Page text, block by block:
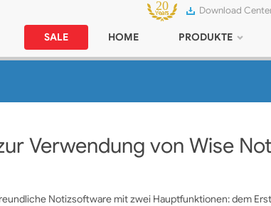
Download
SALE HOME PRODUKTE
Verwendung von Wise
Notizsoftware mit zwei Hauptfunktionen: dem